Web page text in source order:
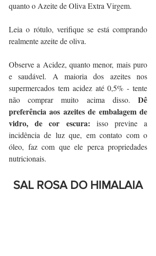
quanto o Azeite de Oliva Extra Virgem.
Leia o rótulo, verifique se está comprando
realmente azeite de oliva.
Observe a Acidez, quanto menor, mais puro
e saudável. A maioria dos azeites nos
supermercados tem acidez até 0,5% - tente
não comprar muito acima disso. Dê
preferência aos azeites de embalagem de
vidro, de cor escura: isso previne a
incidência de luz que, em contato com o
óleo, faz com que ele perca propriedades
nutricionais.
SAL ROSA DO HIMALAIA